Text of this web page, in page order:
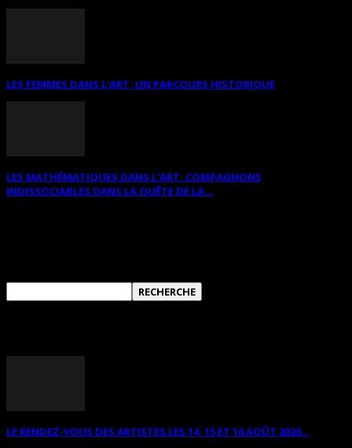
LES FEMMES DANS L’ART. UN PARCOURS HISTORIQUE
LES MATHÉMATIQUES DANS L’ART. COMPAGNONS
INDISSOCIABLES DANS LA QUÊTE DE LA...
LE RENDEZ-VOUS DES ARTISTES LES 14, 15 ET 16 AOÛT 2026...